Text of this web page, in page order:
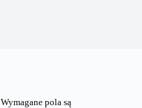
Wymagane pola są